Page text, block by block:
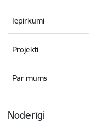
Iepirkumi
Projekti
Par mums
Noderīgi